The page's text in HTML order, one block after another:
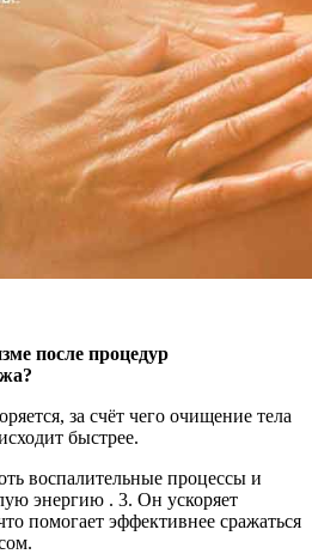
после процедур
за счёт чего очищение тела
быстрее.
воспалительные процессы и
энергию . 3. Он ускоряет
помогает эффективнее сражаться